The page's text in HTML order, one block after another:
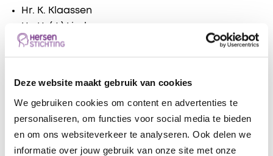
Deze website maakt gebruik van cookies
We gebruiken cookies om content en advertenties te
personaliseren, om functies voor social media te bieden
en om ons websiteverkeer te analyseren. Ook delen we
informatie over jouw gebruik van onze site met onze
Hr. K. Klaassen
Hr. H. (J.) Lindeman
Mw. A. Minheere
Mw. J. Otker
Mw. W. Vendel
Hr. J. Witteveen